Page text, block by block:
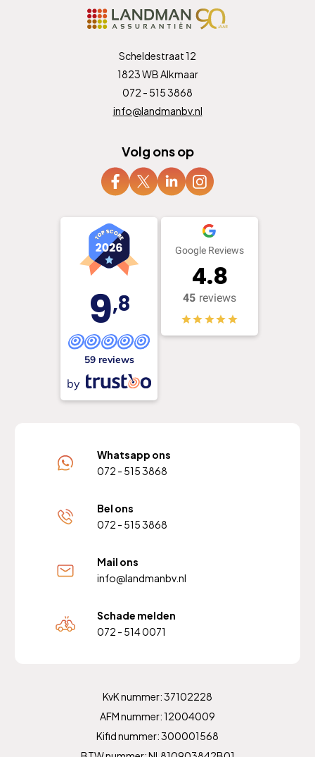
Scheldestraat 12
1823 WB Alkmaar
072 - 515 3868
info@landmanbv.nl
Volg ons op
9,8
59 reviews
by
Google Reviews
4.8
45 reviews
Whatsapp ons
072 - 515 3868
Bel ons
072 - 515 3868
Mail ons
info@landmanbv.nl
Schade melden
072 - 514 0071
KvK nummer: 37102228
AFM nummer: 12004009
Kifid nummer: 300001568